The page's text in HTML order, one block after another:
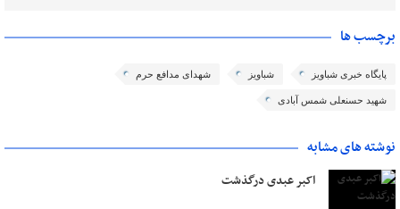
برچسب ها
پایگاه خبری شباویز شباویز شهدای مدافع حرم
شهید حسنعلی شمس آبادی
نوشته های مشابه
اکبر عبدی درگذشت